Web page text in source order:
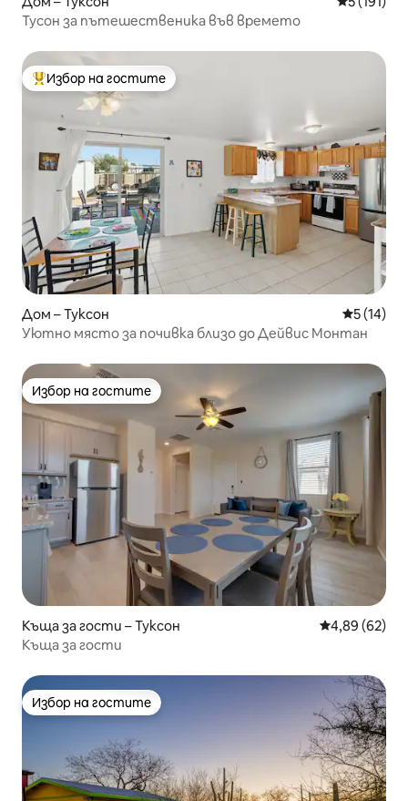
Тусон за пътешественика във времето
Най-популярен избор на гостите
Избор на гостите
Дом – Туксон Средна
5 (14)
Уютно място за почивка близо до Дейвис Монтан
Избор на гостите
Избор на гостите
Къща за гости – Туксон Средна
4,89 (62)
Къща за гости
Избор на гостите
Избор на гостите